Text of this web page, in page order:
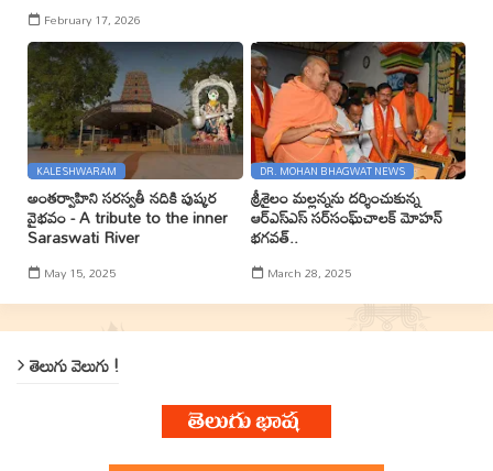
February 17, 2026
KALESHWARAM
అంతర్వాహిని సరస్వతీ నదికి పుష్కర
వైభవం - A tribute to the inner
Saraswati River
May 15, 2025
DR. MOHAN BHAGWAT NEWS
శ్రీశైలం మల్లన్నను దర్శించుకున్న
ఆర్ఎస్ఎస్ సర్‌సంఘ్‌చాలక్ మోహన్
భగవత్..
March 28, 2025
తెలుగు వెలుగు !